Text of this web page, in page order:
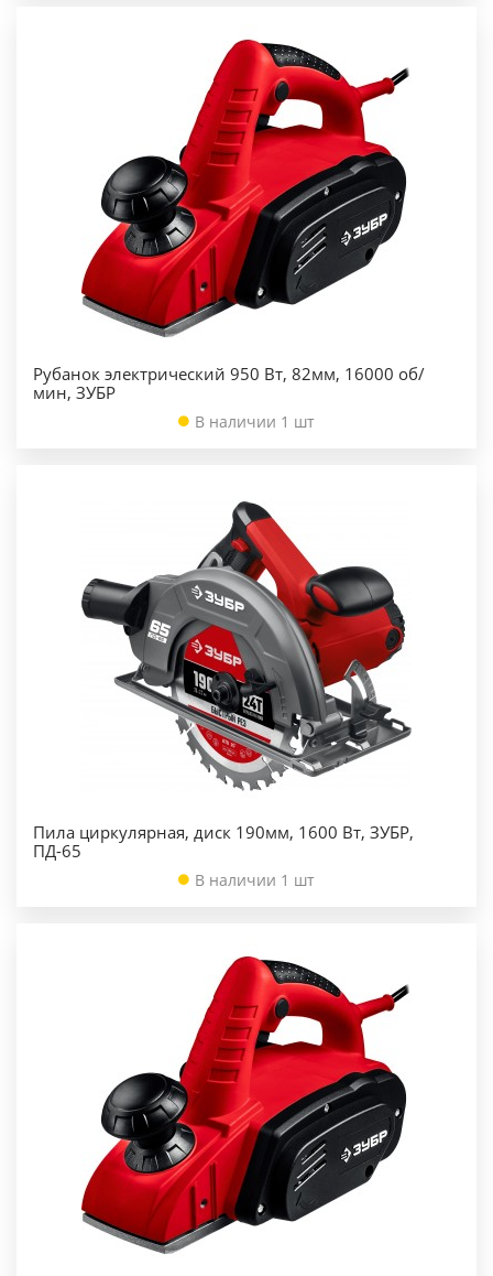
Рубанок электрический 950 Вт, 82мм, 16000 об/
мин, ЗУБР
В наличии 1 шт
Пила циркулярная, диск 190мм, 1600 Вт, ЗУБР,
ПД-65
В наличии 1 шт